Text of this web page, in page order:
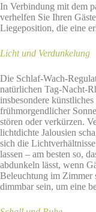
In Verbindung mit dem
verhelfen Sie Ihren
Liegeposition, die eine
Licht und Verdunkelung
Die Schlaf-Wach-
natürlichen Tag-Nacht-
insbesondere
frühmorgendlicher
stören oder verkürzen.
lichtdichte Jalousien
sich die
lassen – am besten so,
abdunkeln lässt, wenn
Beleuchtung im Zimmer
dimmbar sein, um eine